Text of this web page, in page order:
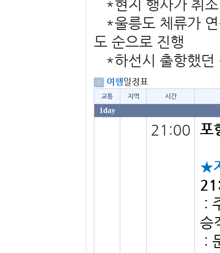
*현지 행사가 취소
*울릉도 체류가 연
도 순으로 진행
*하선시 출항했던
여행일정표
교통 지역 시간
1day
21:00 포
★
:
승
: